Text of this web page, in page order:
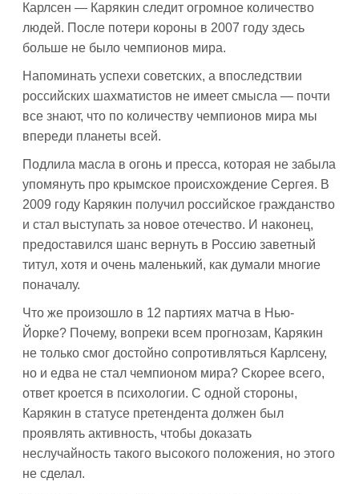
Карлсен — Карякин следит огромное количество
людей. После потери короны в 2007 году здесь
больше не было чемпионов мира.
Напоминать успехи советских, а впоследствии
российских шахматистов не имеет смысла — почти
все знают, что по количеству чемпионов мира мы
впереди планеты всей.
Подлила масла в огонь и пресса, которая не забыла
упомянуть про крымское происхождение Сергея. В
2009 году Карякин получил российское гражданство
и стал выступать за новое отечество. И наконец,
предоставился шанс вернуть в Россию заветный
титул, хотя и очень маленький, как думали многие
поначалу.
Что же произошло в 12 партиях матча в Нью-
Йорке? Почему, вопреки всем прогнозам, Карякин
не только смог достойно сопротивляться Карлсену,
но и едва не стал чемпионом мира? Скорее всего,
ответ кроется в психологии. С одной стороны,
Карякин в статусе претендента должен был
проявлять активность, чтобы доказать
неслучайность такого высокого положения, но этого
не сделал.